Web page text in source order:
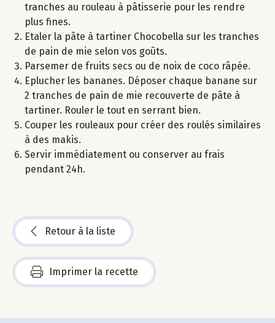
tranches au rouleau à pâtisserie pour les rendre
plus fines.
Etaler la pâte à tartiner Chocobella sur les tranches
de pain de mie selon vos goûts.
Parsemer de fruits secs ou de noix de coco râpée.
Eplucher les bananes. Déposer chaque banane sur
2 tranches de pain de mie recouverte de pâte à
tartiner. Rouler le tout en serrant bien.
Couper les rouleaux pour créer des roulés similaires
à des makis.
Servir immédiatement ou conserver au frais
pendant 24h.
Retour à la liste
Imprimer la recette